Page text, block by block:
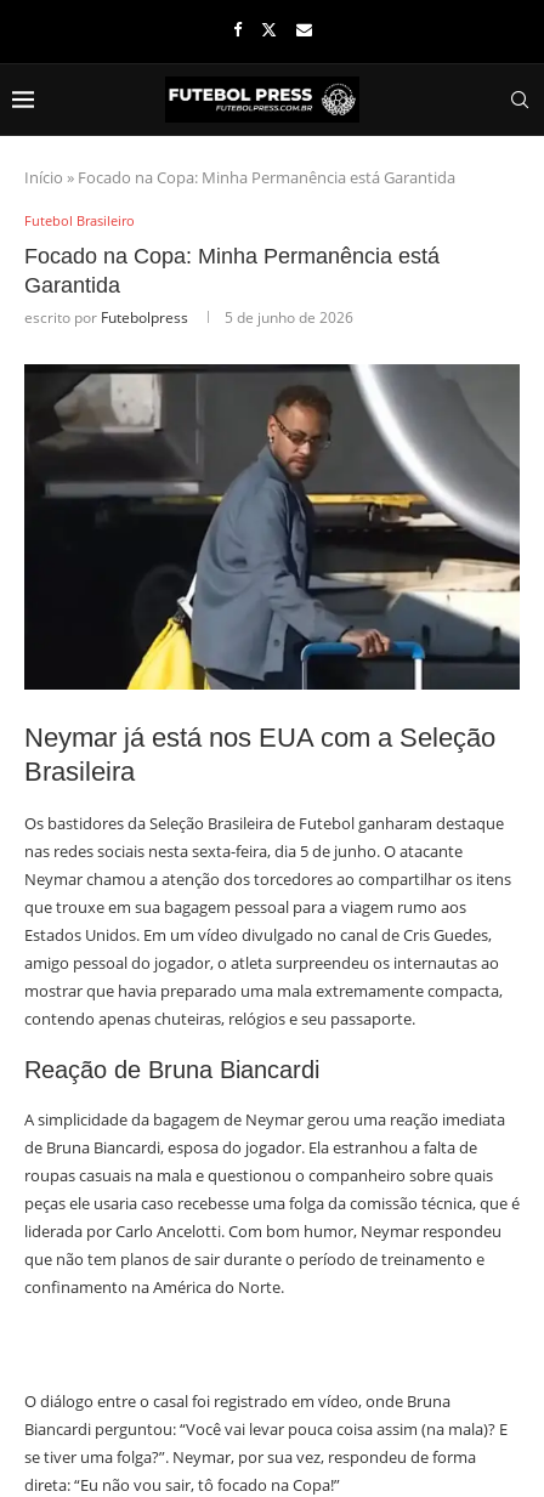
Início » Focado na Copa: Minha Permanência está Garantida
Futebol Brasileiro
Focado na Copa: Minha Permanência está
Garantida
escrito por Futebolpress 5 de junho de 2026
Neymar já está nos EUA com a Seleção
Brasileira
Os bastidores da Seleção Brasileira de Futebol ganharam destaque
nas redes sociais nesta sexta-feira, dia 5 de junho. O atacante
Neymar chamou a atenção dos torcedores ao compartilhar os itens
que trouxe em sua bagagem pessoal para a viagem rumo aos
Estados Unidos. Em um vídeo divulgado no canal de Cris Guedes,
amigo pessoal do jogador, o atleta surpreendeu os internautas ao
mostrar que havia preparado uma mala extremamente compacta,
contendo apenas chuteiras, relógios e seu passaporte.
Reação de Bruna Biancardi
A simplicidade da bagagem de Neymar gerou uma reação imediata
de Bruna Biancardi, esposa do jogador. Ela estranhou a falta de
roupas casuais na mala e questionou o companheiro sobre quais
peças ele usaria caso recebesse uma folga da comissão técnica, que é
liderada por Carlo Ancelotti. Com bom humor, Neymar respondeu
que não tem planos de sair durante o período de treinamento e
confinamento na América do Norte.
O diálogo entre o casal foi registrado em vídeo, onde Bruna
Biancardi perguntou: “Você vai levar pouca coisa assim (na mala)? E
se tiver uma folga?”. Neymar, por sua vez, respondeu de forma
direta: “Eu não vou sair, tô focado na Copa!”